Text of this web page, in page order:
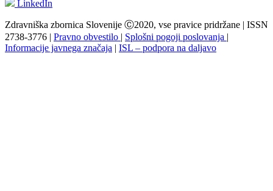
LinkedIn
Zdravniška zbornica Slovenije Ⓒ2020, vse pravice pridržane | ISSN
2738-3776 | Pravno obvestilo | Splošni pogoji poslovanja |
Informacije javnega značaja | ISL – podpora na daljavo